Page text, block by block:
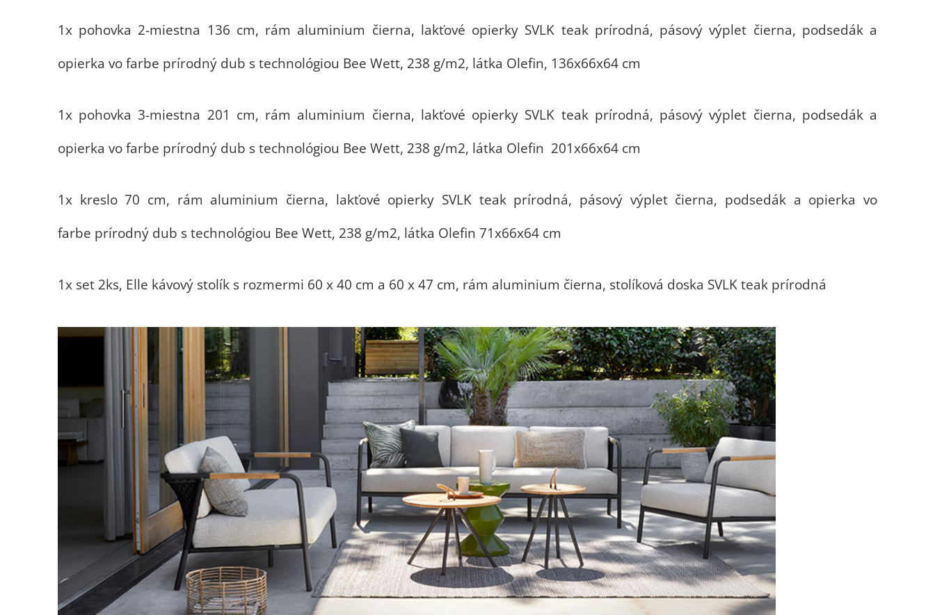
1x pohovka 2-miestna 136 cm, rám aluminium čierna, lakťové opierky SVLK teak prírodná, pásový výplet čierna, podsedák a
opierka vo farbe prírodný dub s technológiou Bee Wett, 238 g/m2, látka Olefin, 136x66x64 cm
1x pohovka 3-miestna 201 cm, rám aluminium čierna, lakťové opierky SVLK teak prírodná, pásový výplet čierna, podsedák a
opierka vo farbe prírodný dub s technológiou Bee Wett, 238 g/m2, látka Olefin 201x66x64 cm
1x kreslo 70 cm, rám aluminium čierna, lakťové opierky SVLK teak prírodná, pásový výplet čierna, podsedák a opierka vo
farbe prírodný dub s technológiou Bee Wett, 238 g/m2, látka Olefin 71x66x64 cm
1x set 2ks, Elle kávový stolík s rozmermi 60 x 40 cm a 60 x 47 cm, rám aluminium čierna, stolíková doska SVLK teak prírodná